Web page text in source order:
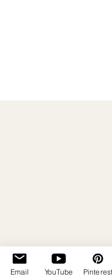
Waldhäschen mit
Email YouTube Pinterest